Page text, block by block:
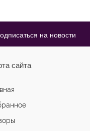
сайта